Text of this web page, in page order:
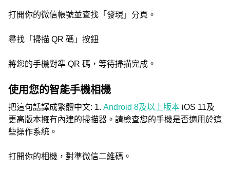
打開你的微信帳號並查找「發現」分頁。
尋找「掃描 QR 碼」按鈕
將您的手機對準 QR 碼，等待掃描完成。
使用您的智能手機相機
把這句話譯成繁體中文: 1. Android 8及以上版本 iOS 11及
更高版本擁有內建的掃描器。請檢查您的手機是否適用於這
些操作系統。
打開你的相機，對準微信二維碼。